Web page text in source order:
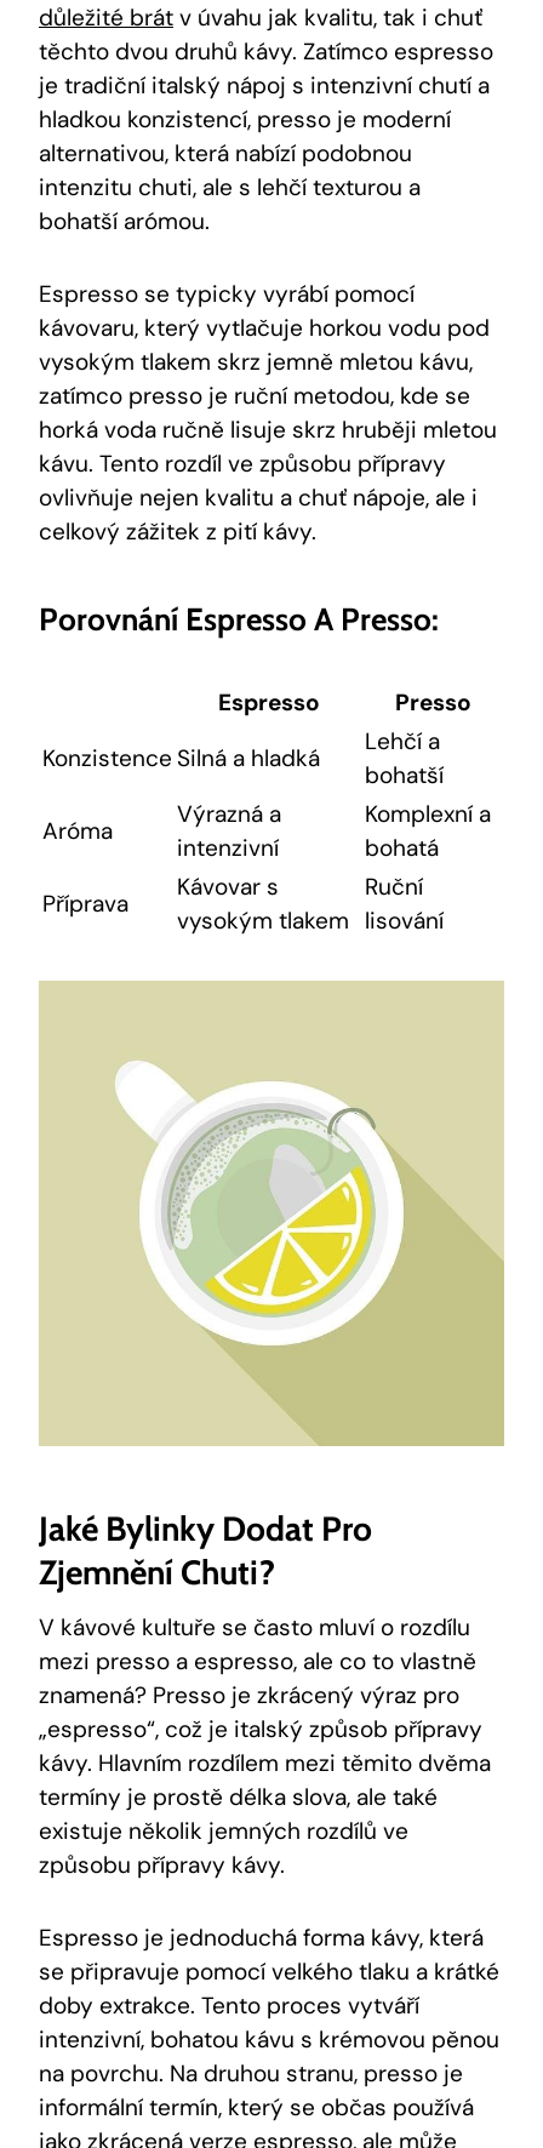
důležité brát v úvahu jak kvalitu, tak i chuť
těchto dvou druhů kávy. Zatímco espresso
je tradiční italský nápoj s intenzivní chutí a
hladkou konzistencí, presso je moderní
alternativou, která nabízí podobnou
intenzitu chuti, ale s lehčí texturou a
bohatší arómou.
Espresso se typicky vyrábí pomocí
kávovaru, který vytlačuje horkou vodu pod
vysokým tlakem skrz jemně mletou kávu,
zatímco presso je ruční metodou, kde se
horká voda ručně lisuje skrz hruběji mletou
kávu. Tento rozdíl ve způsobu přípravy
ovlivňuje nejen kvalitu a chuť nápoje, ale i
celkový zážitek z pití kávy.
Porovnání Espresso A Presso:
Espresso
Presso
Konzistence Silná a hladká
Lehčí a
bohatší
Aróma
Výrazná a
intenzivní
Komplexní a
bohatá
Příprava
Kávovar s
vysokým tlakem
Ruční
lisování
Jaké Bylinky Dodat Pro
Zjemnění Chuti?
V kávové kultuře se často mluví o rozdílu
mezi presso a espresso, ale co to vlastně
znamená? Presso je zkrácený výraz pro
„espresso“, což je italský způsob přípravy
kávy. Hlavním rozdílem mezi těmito dvěma
termíny je prostě délka slova, ale také
existuje několik jemných rozdílů ve
způsobu přípravy kávy.
Espresso je jednoduchá forma kávy, která
se připravuje pomocí velkého tlaku a krátké
doby extrakce. Tento proces vytváří
intenzivní, bohatou kávu s krémovou pěnou
na povrchu. Na druhou stranu, presso je
informální termín, který se občas používá
jako zkrácená verze espresso, ale může